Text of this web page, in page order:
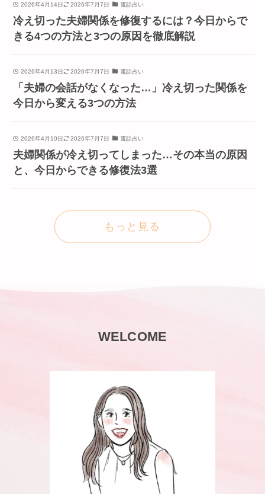
2026年4月14日 2026年7月7日 電話占い
冷え切った夫婦関係を修復するには？今日からで
きる4つの方法と3つの原因を徹底解説
2026年4月13日 2026年7月7日 電話占い
「夫婦の会話がなくなった…」冷え切った関係を
今日から変える3つの方法
2026年4月10日 2026年7月7日 電話占い
夫婦関係が冷え切ってしまった…その本当の原因
と、今日からできる修復法3選
もっと見る
WELCOME